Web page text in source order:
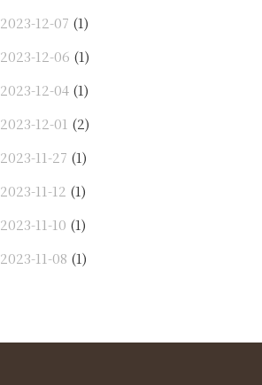
2023-12-07 (1)
2023-12-06 (1)
2023-12-04 (1)
2023-12-01 (2)
2023-11-27 (1)
2023-11-12 (1)
2023-11-10 (1)
2023-11-08 (1)